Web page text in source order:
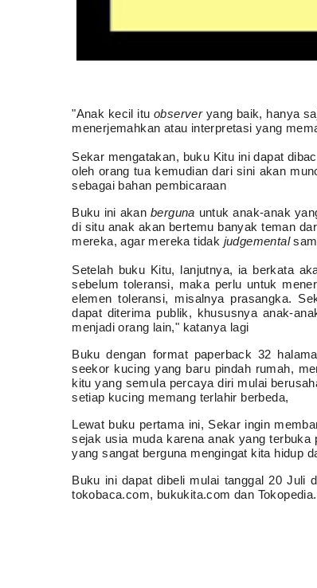
"Anak kecil itu observeryang baik, hanya
menerjemahkan atau interpretasi yang
Sekar mengatakan, buku Kitu ini dapat
oleh orang tua kemudian dari sini akan
sebagai bahan pembicaraan
Buku ini akan berguna untuk anak-anak
di situ anak akan bertemu banyak teman
mereka, agar mereka tidak judgemental
Setelah buku Kitu, lanjutnya, ia berkata
sebelum toleransi, maka perlu untuk
elemen toleransi, misalnya prasangka.
dapat diterima publik, khususnya anak-
menjadi orang lain," katanya lagi
Buku dengan format paperback 32
seekor kucing yang baru pindah rumah,
kitu yang semula percaya diri mulai
setiap kucing memang terlahir berbeda,
Lewat buku pertama ini, Sekar ingin
sejak usia muda karena anak yang
yang sangat berguna mengingat kita hidup
Buku ini dapat dibeli mulai tanggal 20 Juli
tokobaca.com, bukukita.com dan Tokopedia.